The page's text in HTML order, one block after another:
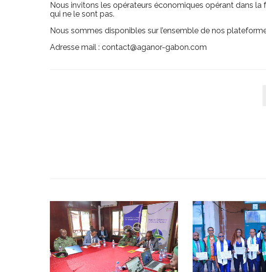
Nous invitons les opérateurs économiques opérant dans
qui ne le sont pas.
Nous sommes disponibles sur l’ensemble de nos
Adresse mail : contact@aganor-gabon.com